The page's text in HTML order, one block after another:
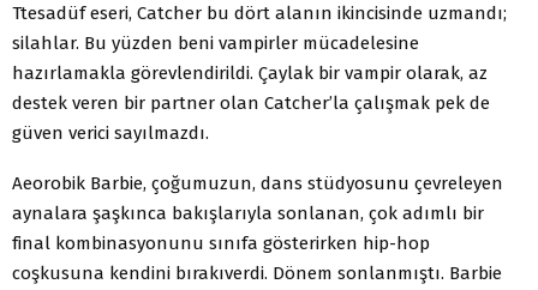
Ttesadüf eseri, Catcher bu dört alanın ikincisinde uzmandı;
silahlar. Bu yüzden beni vampirler mücadelesine
hazırlamakla görevlendirildi. Çaylak bir vampir olarak, az
destek veren bir partner olan Catcher’la çalışmak pek de
güven verici sayılmazdı.
Aeorobik Barbie, çoğumuzun, dans stüdyosunu çevreleyen
aynalara şaşkınca bakışlarıyla sonlanan, çok adımlı bir
final kombinasyonunu sınıfa gösterirken hip-hop
coşkusuna kendini bırakıverdi. Dönem sonlanmıştı. Barbie